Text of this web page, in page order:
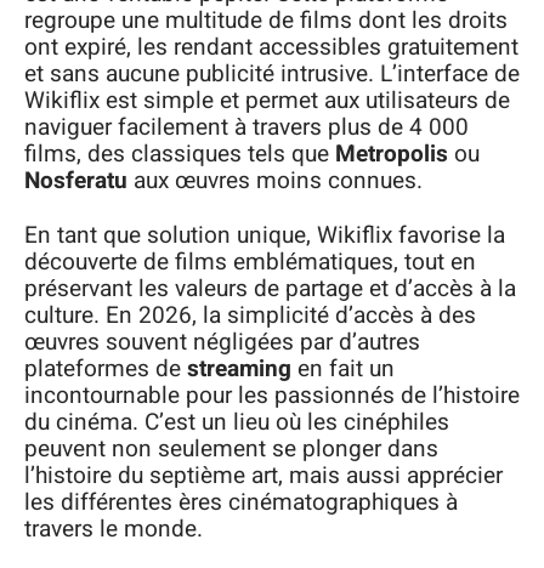
regroupe une multitude de films dont les droits
ont expiré, les rendant accessibles gratuitement
et sans aucune publicité intrusive. L’interface de
Wikiflix est simple et permet aux utilisateurs de
naviguer facilement à travers plus de 4 000
films, des classiques tels que Metropolis ou
Nosferatu aux œuvres moins connues.
En tant que solution unique, Wikiflix favorise la
découverte de films emblématiques, tout en
préservant les valeurs de partage et d’accès à la
culture. En 2026, la simplicité d’accès à des
œuvres souvent négligées par d’autres
plateformes destreaming en fait un
incontournable pour les passionnés de l’histoire
du cinéma. C’est un lieu où les cinéphiles
peuvent non seulement se plonger dans
l’histoire du septième art, mais aussi apprécier
les différentes ères cinématographiques à
travers le monde.